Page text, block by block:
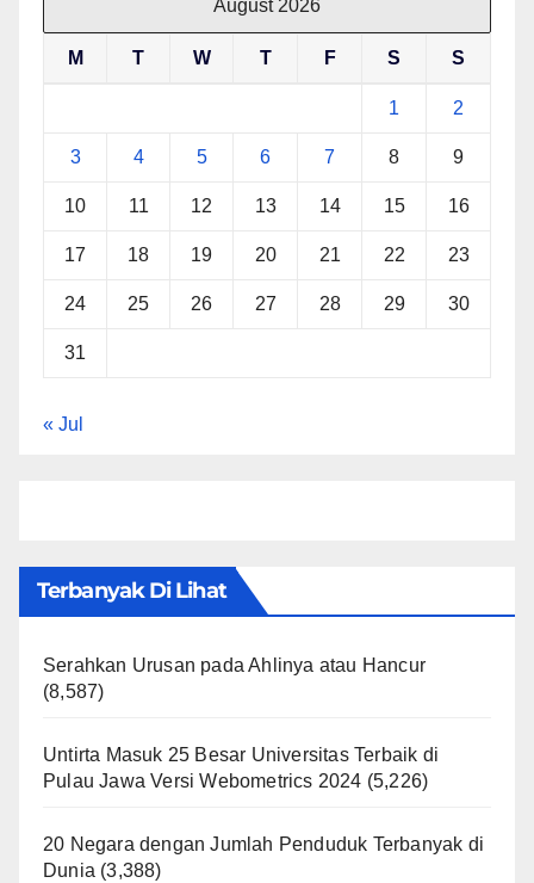
August 2026
M T W T F S S
1 2
3 4 5 6 7 8 9
10 11 12 13 14 15 16
17 18 19 20 21 22 23
24 25 26 27 28 29 30
31
« Jul
Terbanyak Di Lihat
Serahkan Urusan pada Ahlinya atau Hancur
(8,587)
Untirta Masuk 25 Besar Universitas Terbaik di
Pulau Jawa Versi Webometrics 2024 (5,226)
20 Negara dengan Jumlah Penduduk Terbanyak di
Dunia (3,388)